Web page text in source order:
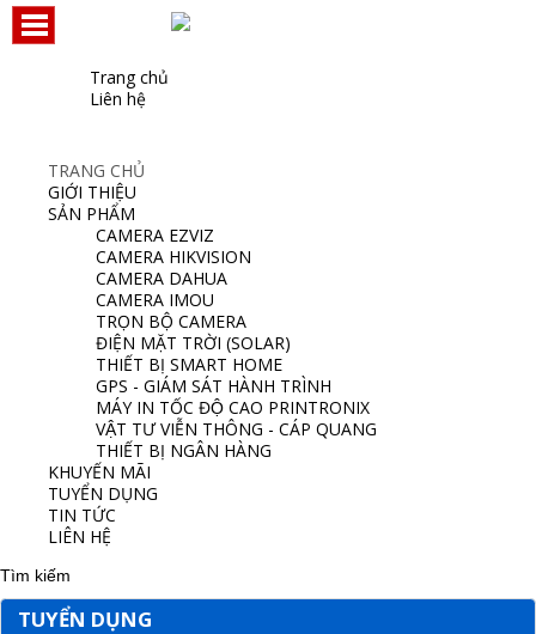
Trang chủ
Liên hệ
TRANG CHỦ
GIỚI THIỆU
SẢN PHẨM
CAMERA EZVIZ
CAMERA HIKVISION
CAMERA DAHUA
CAMERA IMOU
TRỌN BỘ CAMERA
ĐIỆN MẶT TRỜI (SOLAR)
THIẾT BỊ SMART HOME
GPS - GIÁM SÁT HÀNH TRÌNH
MÁY IN TỐC ĐỘ CAO PRINTRONIX
VẬT TƯ VIỄN THÔNG - CÁP QUANG
THIẾT BỊ NGÂN HÀNG
KHUYẾN MÃI
TUYỂN DỤNG
TIN TỨC
LIÊN HỆ
TUYỂN DỤNG